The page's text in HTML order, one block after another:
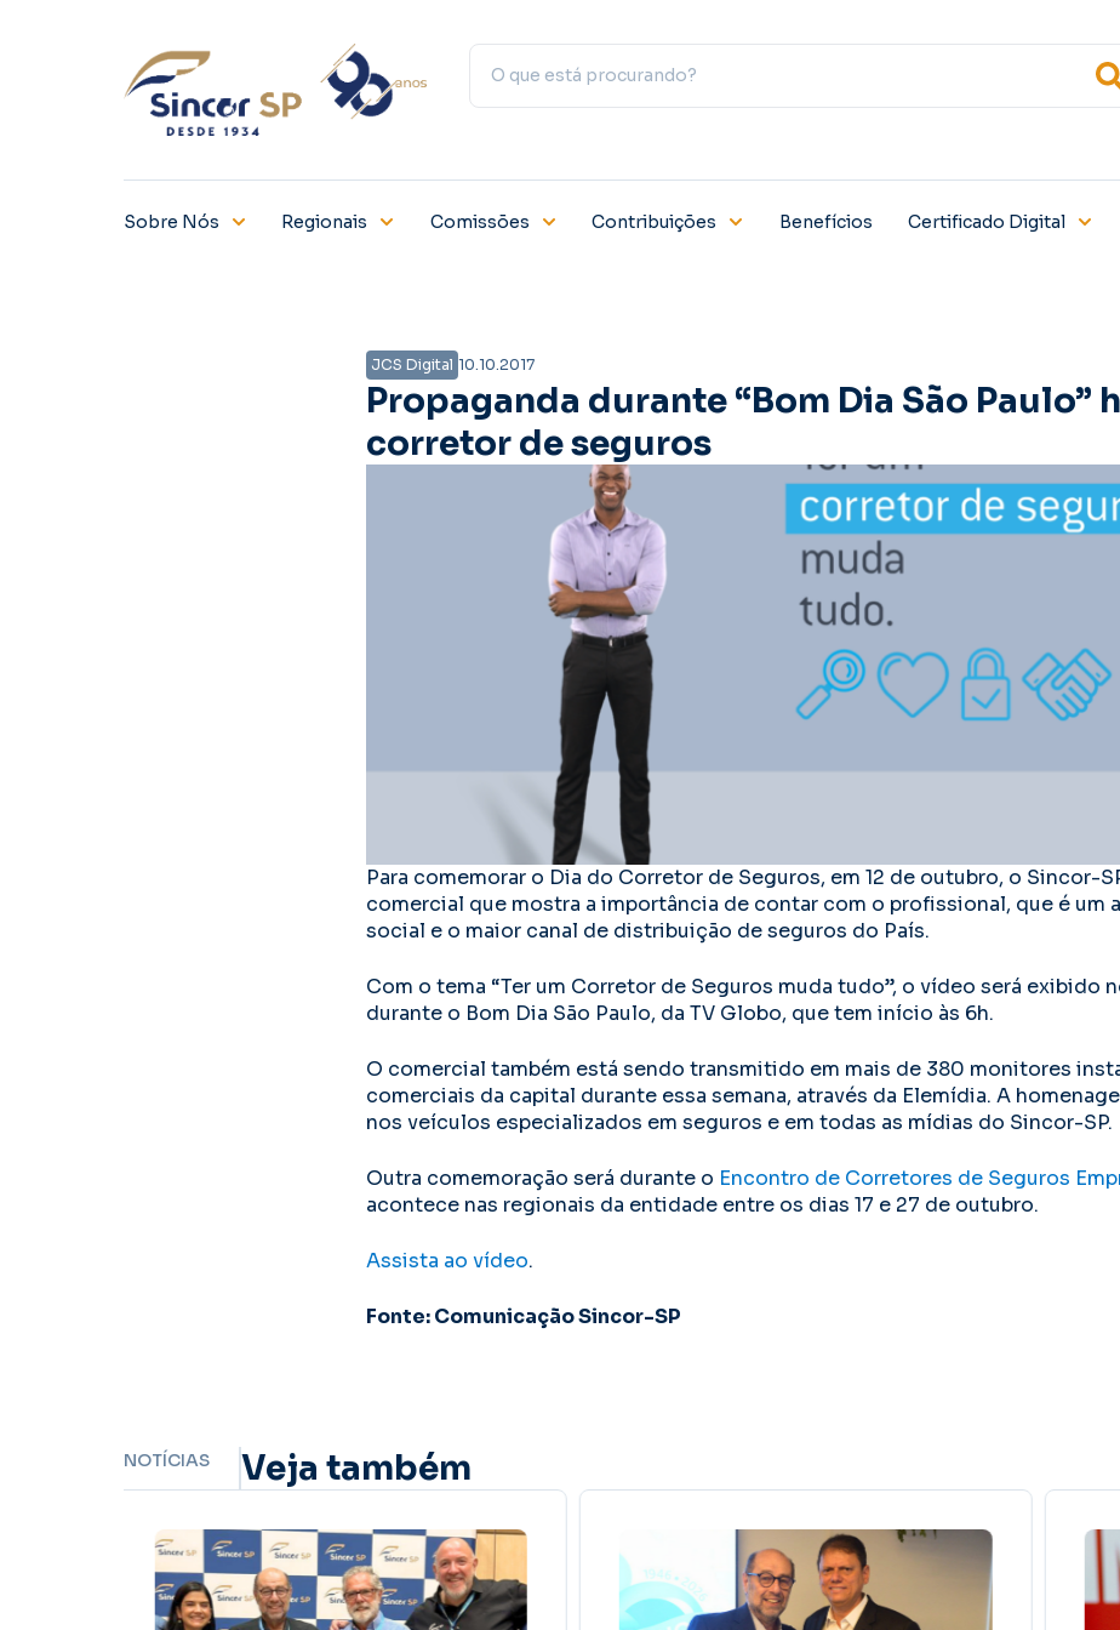
Sobre Nós Regionais Comissões Contribuições Benefícios Certificado Digital
JCS Digital 10.10.2017
Propaganda durante “Bom Dia São Paulo”
corretor de seguros
Para comemorar o Dia do Corretor de Seguros, em 12 de outubro, o Sincor-
comercial que mostra a importância de contar com o profissional, que é um
social e o maior canal de distribuição de seguros do País.
Com o tema “Ter um Corretor de Seguros muda tudo”, o vídeo será exibido
durante o Bom Dia São Paulo, da TV Globo, que tem início às 6h.
O comercial também está sendo transmitido em mais de 380 monitores
comerciais da capital durante essa semana, através da Elemídia. A
nos veículos especializados em seguros e em todas as mídias do Sincor-SP.
Outra comemoração será durante o Encontro de Corretores de Seguros
acontece nas regionais da entidade entre os dias 17 e 27 de outubro.
Assista ao vídeo.
Fonte: Comunicação Sincor-SP
NOTÍCIAS Veja também